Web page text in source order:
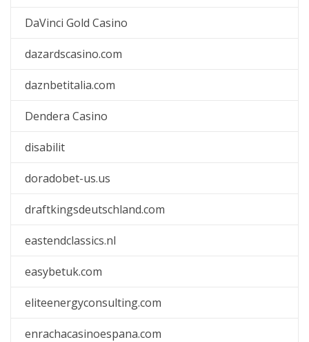
DaVinci Gold Casino
dazardscasino.com
daznbetitalia.com
Dendera Casino
disabilit
doradobet-us.us
draftkingsdeutschland.com
eastendclassics.nl
easybetuk.com
eliteenergyconsulting.com
enrachacasinoespana.com